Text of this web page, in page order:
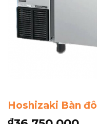
Hoshizaki Bàn
₫